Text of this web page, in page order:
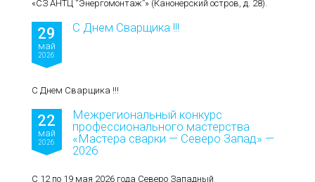
«СЗ АНТЦ “Энергомонтаж”» (Канонерский остров, д. 28).
29
май
2026
С Днем Сварщика !!!
С Днем Сварщика !!!
22
май
2026
Межрегиональный конкурс
профессионального мастерства
«Мастера сварки — Северо Запад» —
2026
С 12 по 19 мая 2026 года Северо Западный